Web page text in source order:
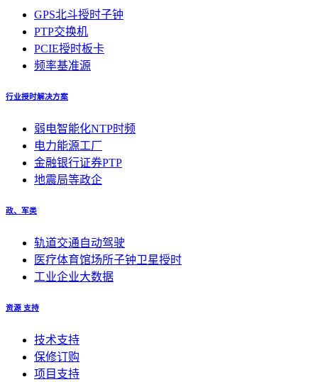
GPS北斗授时子钟
PTP交换机
PCIE授时板卡
频率基准源
行业授时解决方案
弱电智能化NTP时频
电力能源工厂
金融银行证券PTP
地震局等政企
政、军类
轨道交通自动驾驶
医疗体育馆场所子钟卫星授时
工业企业大数据
资源 支持
技术支持
保修订购
项目支持